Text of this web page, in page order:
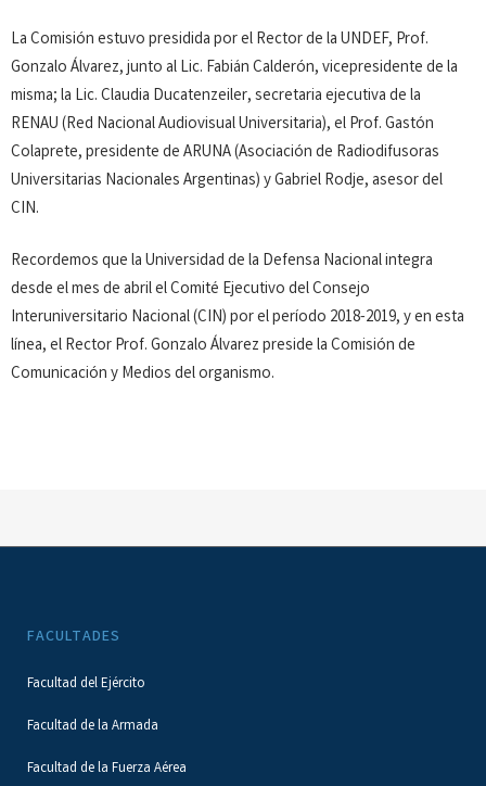
La Comisión estuvo presidida por el Rector de la UNDEF, Prof.
Gonzalo Álvarez, junto al Lic. Fabián Calderón, vicepresidente de la
misma; la Lic. Claudia Ducatenzeiler, secretaria ejecutiva de la
RENAU (Red Nacional Audiovisual Universitaria), el Prof. Gastón
Colaprete, presidente de ARUNA (Asociación de Radiodifusoras
Universitarias Nacionales Argentinas) y Gabriel Rodje, asesor del
CIN.
Recordemos que la Universidad de la Defensa Nacional integra
desde el mes de abril el Comité Ejecutivo del Consejo
Interuniversitario Nacional (CIN) por el período 2018-2019, y en esta
línea, el Rector Prof. Gonzalo Álvarez preside la Comisión de
Comunicación y Medios del organismo.
FACULTADES
Facultad del Ejército
Facultad de la Armada
Facultad de la Fuerza Aérea